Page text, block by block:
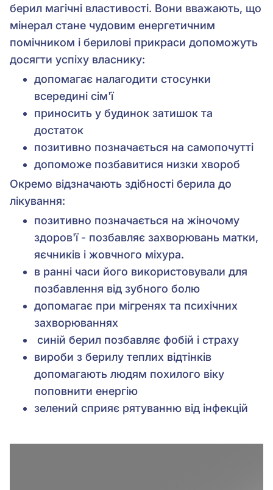
берил магічні властивості. Вони вважають, що
мінерал стане чудовим енергетичним
помічником і берилові прикраси допоможуть
досягти успіху власнику:
допомагає налагодити стосунки
всередині сім'ї
приносить у будинок затишок та
достаток
позитивно позначається на самопочутті
допоможе позбавитися низки хвороб
Окремо відзначають здібності берила до
лікування:
позитивно позначається на жіночому
здоров'ї - позбавляє захворювань матки,
яєчників і жовчного міхура.
в ранні часи його використовували для
позбавлення від зубного болю
допомагає при мігренях та психічних
захворюваннях
синій берил позбавляє фобій і страху
вироби з берилу теплих відтінків
допомагають людям похилого віку
поповнити енергію
зелений сприяє рятуванню від інфекцій